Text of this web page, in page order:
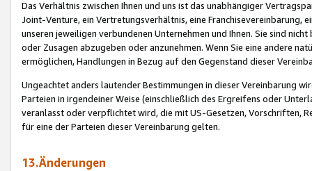
Das Verhältnis zwischen Ihnen und uns ist das unabhängiger
Joint-Venture, ein Vertretungsverhältnis, eine Franchisevereinbarung,
unseren jeweiligen verbundenen Unternehmen und Ihnen. Sie sind
oder Zusagen abzugeben oder anzunehmen. Wenn Sie eine andere
ermöglichen, Handlungen in Bezug auf den Gegenstand dieser
Ungeachtet anders lautender Bestimmungen in dieser Vereinbarung
Parteien in irgendeiner Weise (einschließlich des Ergreifens oder
veranlasst oder verpflichtet wird, die mit US-Gesetzen, Vorschriften,
für eine der Parteien dieser Vereinbarung gelten.
13.Änderungen